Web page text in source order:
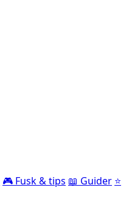
🎮 Fusk & tips 📖 Guider ⭐